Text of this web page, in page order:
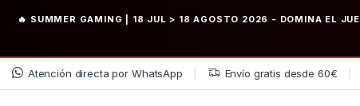
🔥 SUMMER GAMING | 18 JUL > 18 AGOSTO 2026 - DOMINA EL
Saltar a la navegación
Saltar al contenido
Atención directa por WhatsApp Envío gratis desde 60€